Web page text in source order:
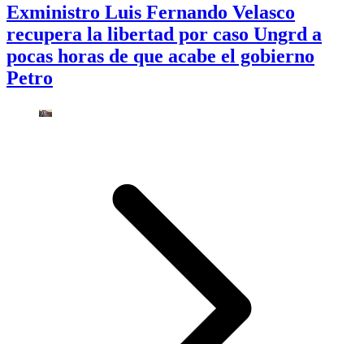
Exministro Luis Fernando Velasco
recupera la libertad por caso Ungrd a
pocas horas de que acabe el gobierno
Petro